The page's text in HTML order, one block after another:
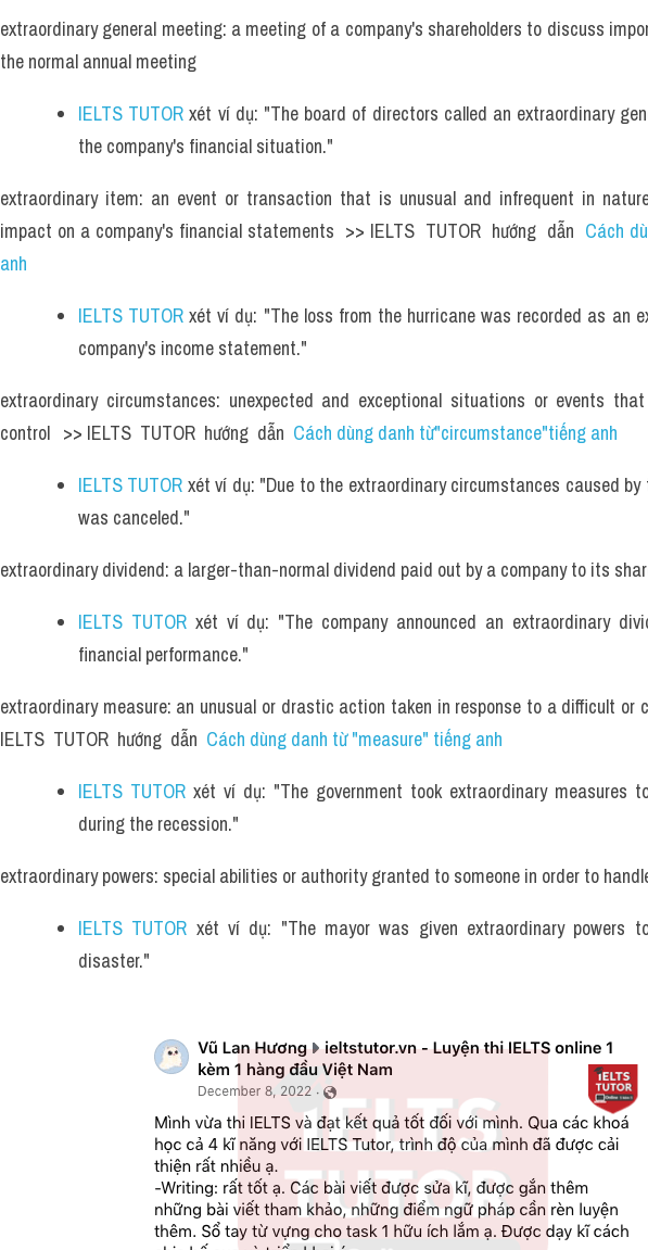
extraordinary general meeting: a meeting of a company's shareholders to discuss
the normal annual meeting
IELTS TUTOR xét ví dụ: "The board of directors called an extraordinary
the company's financial situation."
extraordinary item: an event or transaction that is unusual and infrequent in
impact on a company's financial statements  >> IELTS  TUTOR  hướng  dẫn Cách
anh
IELTS TUTOR xét ví dụ: "The loss from the hurricane was recorded as an
company's income statement."
extraordinary circumstances: unexpected and exceptional situations or events
control   >> IELTS  TUTOR  hướng  dẫn Cách dùng danh từ"circumstance"tiếng anh
IELTS TUTOR xét ví dụ: "Due to the extraordinary circumstances caused
was canceled."
extraordinary dividend: a larger-than-normal dividend paid out by a company to its
IELTS TUTOR xét ví dụ: "The company announced an extraordinary
financial performance."
extraordinary measure: an unusual or drastic action taken in response to a difficult or
IELTS  TUTOR  hướng  dẫn Cách dùng danh từ "measure" tiếng anh
IELTS TUTOR xét ví dụ: "The government took extraordinary measures
during the recession."
extraordinary powers: special abilities or authority granted to someone in order to
IELTS TUTOR xét ví dụ: "The mayor was given extraordinary powers
disaster."